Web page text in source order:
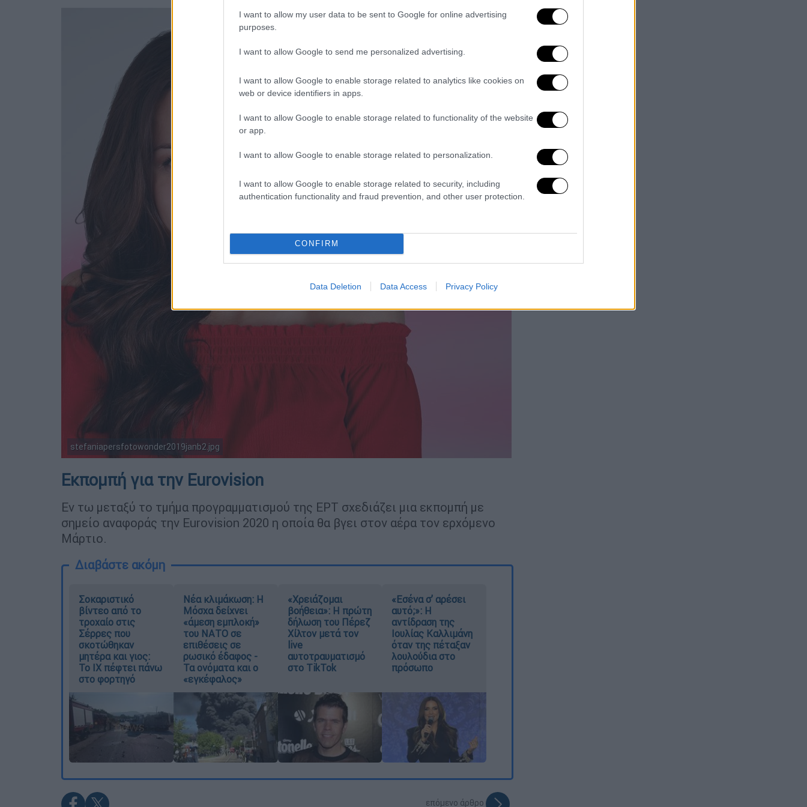
I want to allow my user data to be sent to Google for online advertising
purposes.
I want to allow Google to send me personalized advertising.
I want to allow Google to enable storage related to analytics like cookies on
web or device identifiers in apps.
I want to allow Google to enable storage related to functionality of the website
or app.
I want to allow Google to enable storage related to personalization.
I want to allow Google to enable storage related to security, including
authentication functionality and fraud prevention, and other user protection.
CONFIRM
Data Deletion Data Access Privacy Policy
stefaniapersfotowonder2019janb2.jpg
Εκπομπή για την Eurovision
Εν τω μεταξύ το τμήμα προγραμματισμού της ΕΡΤ σχεδιάζει μια εκπομπή με
σημείο αναφοράς την Eurovision 2020 η οποία θα βγει στον αέρα τον ερχόμενο
Μάρτιο.
Διαβάστε ακόμη
Σοκαριστικό
βίντεο από το
τροχαίο στις
Σέρρες που
σκοτώθηκαν
μητέρα και γιος:
Το ΙΧ πέφτει πάνω
στο φορτηγό
Νέα κλιμάκωση: Η
Μόσχα δείχνει
«άμεση εμπλοκή»
του ΝΑΤΟ σε
επιθέσεις σε
ρωσικό έδαφος -
Τα ονόματα και ο
«εγκέφαλος»
«Χρειάζομαι
βοήθεια»: Η πρώτη
δήλωση του Πέρεζ
Χίλτον μετά τον
live
αυτοτραυματισμό
στο TikTok
«Εσένα σ’ αρέσει
αυτό;»: Η
αντίδραση της
Ιουλίας Καλλιμάνη
όταν της πέταξαν
λουλούδια στο
πρόσωπο
επόμενο άρθρο